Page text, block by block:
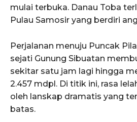
mulai terbuka. Danau Toba
Pulau Samosir yang berdiri
Perjalanan menuju Puncak
sejati Gunung Sibuatan
sekitar satu jam lagi hingga
2.457 mdpl. Di titik ini, rasa
oleh lanskap dramatis yang
batas.